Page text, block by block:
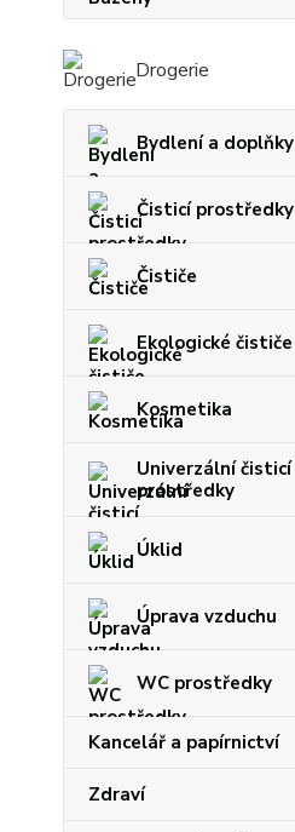
Drogerie
Bydlení a doplňky
Čisticí prostředky
Čističe
Ekologické čističe
Kosmetika
Univerzální čisticí
prostředky
Úklid
Úprava vzduchu
WC prostředky
Kancelář a papírnictví
Zdraví